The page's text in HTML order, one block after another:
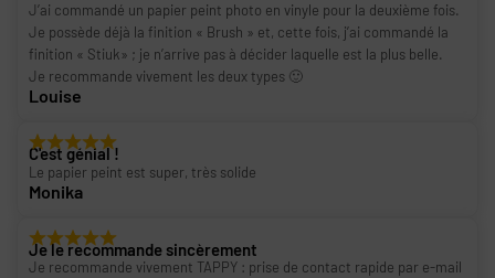
J’ai commandé un papier peint photo en vinyle pour la deuxième fois.
Je possède déjà la finition « Brush » et, cette fois, j’ai commandé la
finition « Stiuk» ; je n’arrive pas à décider laquelle est la plus belle.
Je recommande vivement les deux types 🙂
Louise
C'est génial !
Le papier peint est super, très solide
Monika
Je le recommande sincèrement
Je recommande vivement TAPPY : prise de contact rapide par e-mail